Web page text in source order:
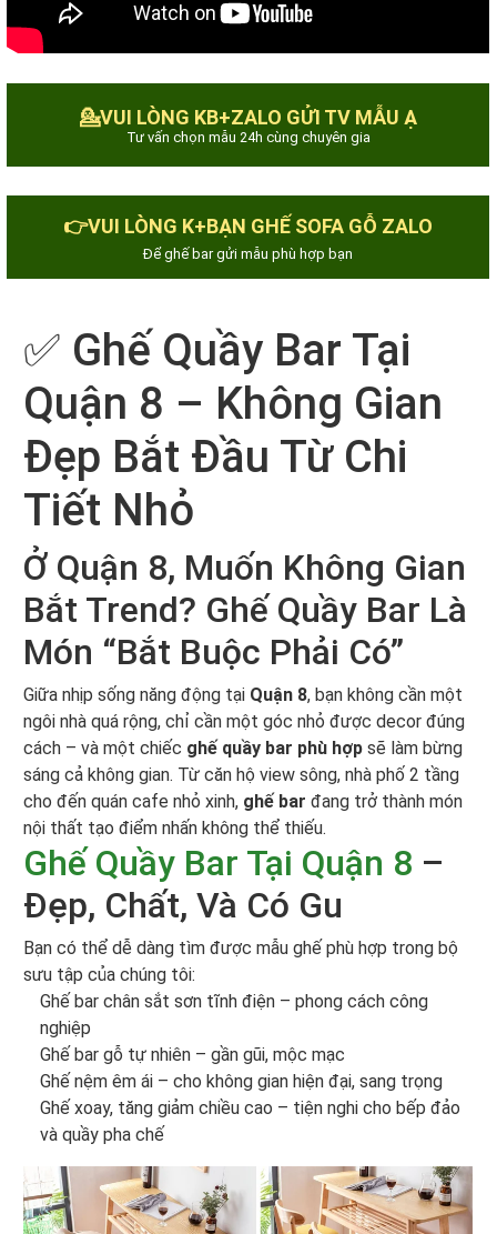
💁VUI LÒNG KB+ZALO GỬI TV MẪU Ạ
Tư vấn chọn mẫu 24h cùng chuyên gia
👉VUI LÒNG K+BẠN GHẾ SOFA GỖ ZALO
Để ghế bar gửi mẫu phù hợp bạn
✅ Ghế Quầy Bar Tại
Quận 8 – Không Gian
Đẹp Bắt Đầu Từ Chi
Tiết Nhỏ
Ở Quận 8, Muốn Không Gian
Bắt Trend? Ghế Quầy Bar Là
Món “Bắt Buộc Phải Có”
Giữa nhịp sống năng động tại Quận 8, bạn không cần một
ngôi nhà quá rộng, chỉ cần một góc nhỏ được decor đúng
cách – và một chiếc ghế quầy bar phù hợp sẽ làm bừng
sáng cả không gian. Từ căn hộ view sông, nhà phố 2 tầng
cho đến quán cafe nhỏ xinh, ghế bar đang trở thành món
nội thất tạo điểm nhấn không thể thiếu.
Ghế Quầy Bar Tại Quận 8 –
Đẹp, Chất, Và Có Gu
Bạn có thể dễ dàng tìm được mẫu ghế phù hợp trong bộ
sưu tập của chúng tôi:
Ghế bar chân sắt sơn tĩnh điện – phong cách công
nghiệp
Ghế bar gỗ tự nhiên – gần gũi, mộc mạc
Ghế nệm êm ái – cho không gian hiện đại, sang trọng
Ghế xoay, tăng giảm chiều cao – tiện nghi cho bếp đảo
và quầy pha chế